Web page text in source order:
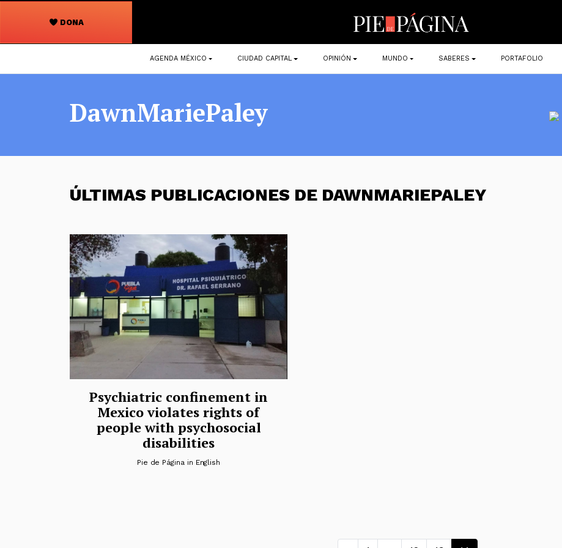
DONA
Navegación
principal
AGENDA MÉXICO CIUDAD CAPITAL OPINIÓN MUNDO SABERES PORTAFOLIO
DawnMariePaley
ÚLTIMAS PUBLICACIONES DE DAWNMARIEPALEY
Psychiatric confinement in
Mexico violates rights of
people with psychosocial
disabilities
Pie de Página in English